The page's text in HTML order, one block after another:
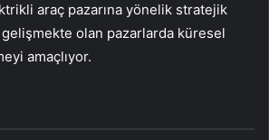
araç pazarına yönelik stratejik
olan pazarlarda küresel
amaçlıyor.